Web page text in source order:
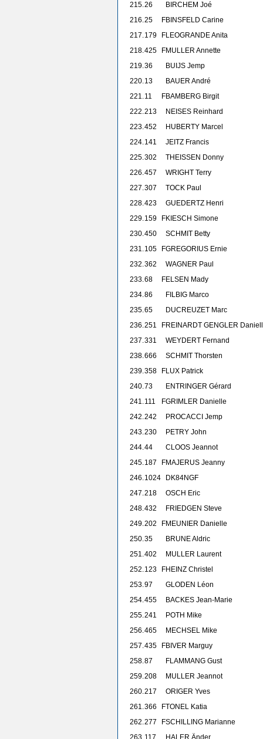
215.26
BIRCHEM Joé
216.25 FBINSFELD Carine
217.179 FLEOGRANDE Anita
218.425 FMULLER Annette
219.36
BUIJS Jemp
220.13
BAUER André
221.11 FBAMBERG Birgit
222.213
NEISES Reinhard
223.452
HUBERTY Marcel
224.141
JEITZ Francis
225.302
THEISSEN Donny
226.457
WRIGHT Terry
227.307
TOCK Paul
228.423
GUEDERTZ Henri
229.159 FKIESCH Simone
230.450
SCHMIT Betty
231.105 FGREGORIUS Ernie
232.362
WAGNER Paul
233.68 FELSEN Mady
234.86
FILBIG Marco
235.65
DUCREUZET Marc
236.251 FREINARDT GENGLER
237.331
WEYDERT Fernand
238.666
SCHMIT Thorsten
239.358 FLUX Patrick
240.73
ENTRINGER Gérard
241.111 FGRIMLER Danielle
242.242
PROCACCI Jemp
243.230
PETRY John
244.44
CLOOS Jeannot
245.187 FMAJERUS Jeanny
246.1024
DK84NGF
247.218
OSCH Eric
248.432
FRIEDGEN Steve
249.202 FMEUNIER Danielle
250.35
BRUNE Aldric
251.402
MULLER Laurent
252.123 FHEINZ Christel
253.97
GLODEN Léon
254.455
BACKES Jean-Marie
255.241
POTH Mike
256.465
MECHSEL Mike
257.435 FBIVER Marguy
258.87
FLAMMANG Gust
259.208
MULLER Jeannot
260.217
ORIGER Yves
261.366 FTONEL Katia
262.277 FSCHILLING Marianne
263. 117 HALER Änder